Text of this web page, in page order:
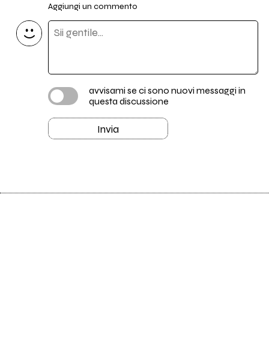
Aggiungi un commento
avvisami se ci sono nuovi messaggi in
questa discussione
Invia